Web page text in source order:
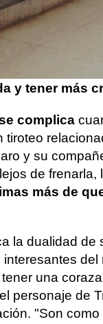
que
muchas
un
a ser fácil.
y tener más
complica
tiroteo
y su
de frenarla,
más de
la dualidad de
una
personaje de
"Son